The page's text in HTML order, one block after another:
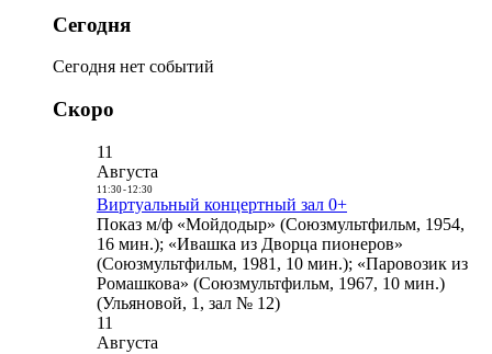
Сегодня
Сегодня нет событий
Скоро
11
Августа
11:30- 12:30
Виртуальный концертный зал 0+
Показ м/ф «Мойдодыр» (Союзмультфильм, 1954,
16 мин.); «Ивашка из Дворца пионеров»
(Союзмультфильм, 1981, 10 мин.); «Паровозик из
Ромашкова» (Союзмультфильм, 1967, 10 мин.)
(Ульяновой, 1, зал № 12)
11
Августа